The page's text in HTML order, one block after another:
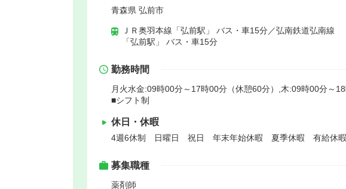
青森県 弘前市
ＪＲ奥羽本線「弘前駅」 バス・車15分／弘南鉄道弘南線
「弘前駅」 バス・車15分
勤務時間
月火水金:09時00分～17時00分（休憩60分）,木:09時00分～
■シフト制
休日・休暇
4週6休制 日曜日 祝日 年末年始休暇 夏季休暇 有給休
募集職種
薬剤師